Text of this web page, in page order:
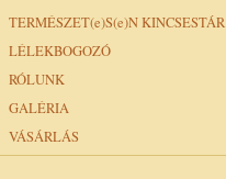
TERMÉSZET(e)S(e)N KINCSESTÁR
LÉLEKBOGOZÓ
RÓLUNK
GALÉRIA
VÁSÁRLÁS